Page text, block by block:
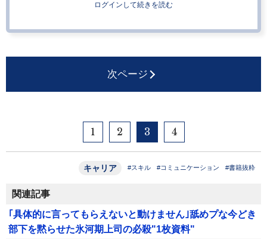
ログインして続きを読む
次ページ
1 2 3 4
キャリア #スキル #コミュニケーション #書籍抜粋
関連記事
｢具体的に言ってもらえないと動けません｣舐めプな今どき
部下を黙らせた氷河期上司の必殺"1枚資料"